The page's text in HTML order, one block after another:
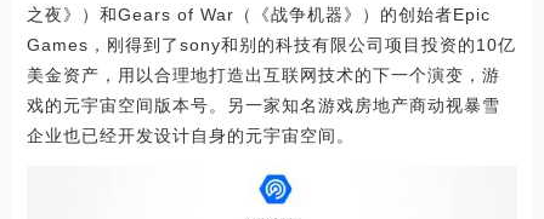
之夜》）和Gears of War（《战争机器》）的创始者Epic
Games，刚得到了sony和别的科技有限公司项目投资的10亿
美金资产，用以合理地打造出互联网技术的下一个演变，游
戏的元宇宙空间版本号。另一家知名游戏房地产商动视暴雪
企业也已经开发设计自身的元宇宙空间。